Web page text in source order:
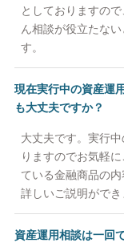
としておりますの
ん相談が役立たな
す。
現在実行中の資産運
も大丈夫ですか？
大丈夫です。実行
りますのでお気軽
ている金融商品の
詳しいご説明ができ
資産運用相談は一回